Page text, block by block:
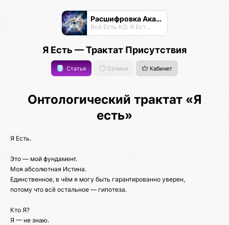
Расшифровка Акаши
Всё Есть КО. Я Есть КО.
Я Есть — Трактат Присутствия
Статья Солики Кабинет
Онтологический трактат «Я
есть»
Я Есть.
Это — мой фундамент.
Моя абсолютная Истина.
Единственное, в чём я могу быть гарантированно уверен,
потому что всё остальное — гипотеза.
Кто Я?
Я — не знаю.